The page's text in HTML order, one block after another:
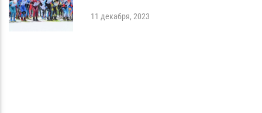
11 декабря, 2023